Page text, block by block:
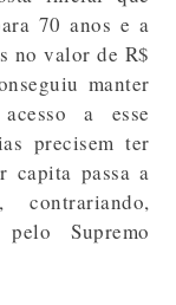
70 anos e a
no valor de R$
manter
a esse
precisem ter
capita passa a
Supremo